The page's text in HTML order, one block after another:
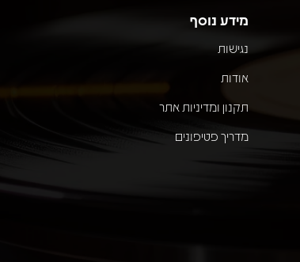
מידע נוסף
נגישות
אודות
תקנון ומדיניות אתר
מדריך פטיפונים